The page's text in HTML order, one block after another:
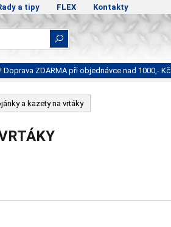
a tipy FLEX Kontakty
ZDARMA při objednávce nad 1000,- Kč
a kazety na vrtáky